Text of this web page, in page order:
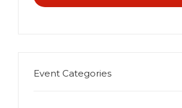
Event Categories